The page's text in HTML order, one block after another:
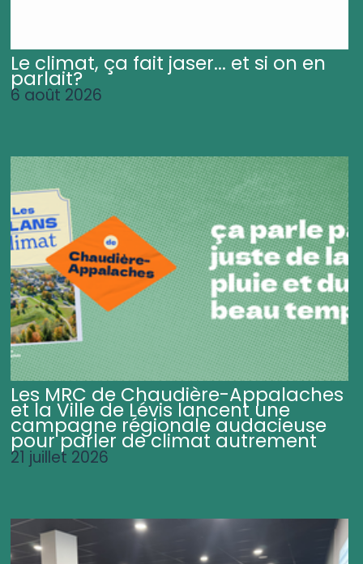
Le climat, ça fait jaser... et si on en
parlait?
6 août 2026
Les MRC de Chaudière-Appalaches
et la Ville de Lévis lancent une
campagne régionale audacieuse
pour parler de climat autrement
21 juillet 2026